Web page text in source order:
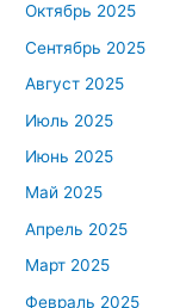
Октябрь 2025
Сентябрь 2025
Август 2025
Июль 2025
Июнь 2025
Май 2025
Апрель 2025
Март 2025
Февраль 2025